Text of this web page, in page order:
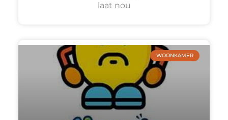
laat nou
WOONKAMER